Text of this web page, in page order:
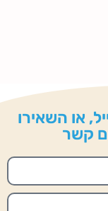
או השאירו
קשר